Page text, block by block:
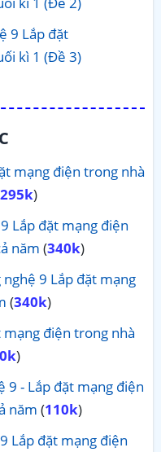
9 Lắp đặt
kì 1 (Đề 3)
mạng điện trong nhà
295k)
Lắp đặt mạng điện
năm (340k)
9 Lắp đặt mạng
(340k)
điện trong nhà
)
9 - Lắp đặt mạng điện
năm (110k)
Lắp đặt mạng điện